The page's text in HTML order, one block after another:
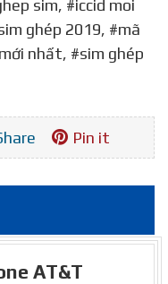
sim, #iccid moi
ghép 2019, #mã
nhất, #sim ghép
Pin it
AT&T